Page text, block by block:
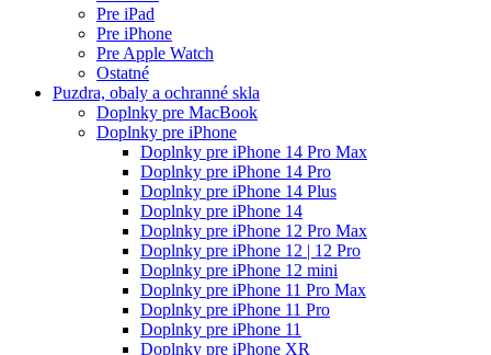
Pre iPad
Pre iPhone
Pre Apple Watch
Ostatné
Puzdra, obaly a ochranné skla
Doplnky pre MacBook
Doplnky pre iPhone
Doplnky pre iPhone 14 Pro Max
Doplnky pre iPhone 14 Pro
Doplnky pre iPhone 14 Plus
Doplnky pre iPhone 14
Doplnky pre iPhone 12 Pro Max
Doplnky pre iPhone 12 | 12 Pro
Doplnky pre iPhone 12 mini
Doplnky pre iPhone 11 Pro Max
Doplnky pre iPhone 11 Pro
Doplnky pre iPhone 11
Doplnky pre iPhone XR